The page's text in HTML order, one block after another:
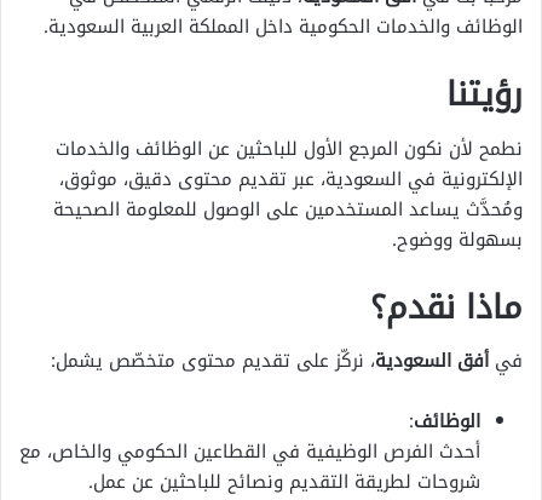
الوظائف والخدمات الحكومية داخل المملكة العربية السعودية.
رؤيتنا
نطمح لأن نكون المرجع الأول للباحثين عن الوظائف والخدمات
الإلكترونية في السعودية، عبر تقديم محتوى دقيق، موثوق،
ومُحدَّث يساعد المستخدمين على الوصول للمعلومة الصحيحة
بسهولة ووضوح.
ماذا نقدم؟
في أفق السعودية، نركّز على تقديم محتوى متخصّص يشمل:
الوظائف:
أحدث الفرص الوظيفية في القطاعين الحكومي والخاص، مع
شروحات لطريقة التقديم ونصائح للباحثين عن عمل.